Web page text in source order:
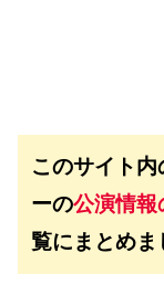
このサイト
ーの公演情報
覧にまとめま